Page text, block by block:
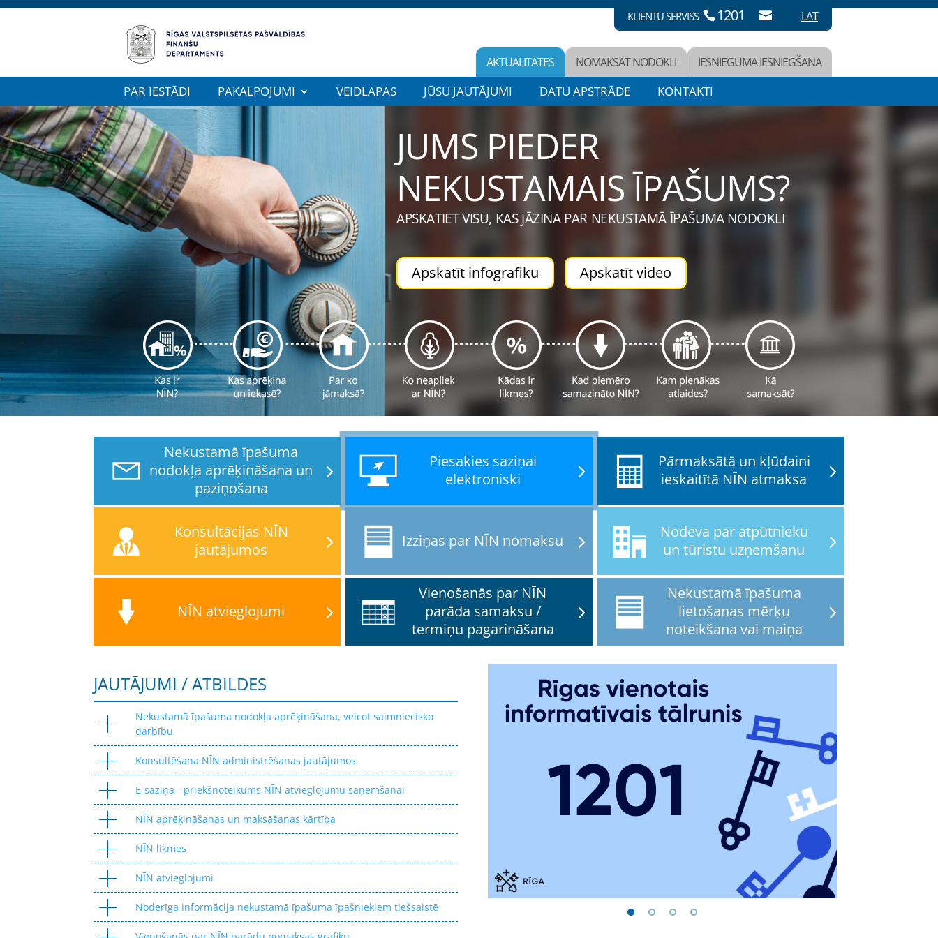
KLIENTU SERVISS 1201 LAT
AKTUALITĀTES NOMAKSĀT NODOKLI IESNIEGUMA IESNIEGŠANA
PAR IESTĀDI PAKALPOJUMI VEIDLAPAS JŪSU JAUTĀJUMI DATU APSTRĀDE KONTAKTI
JUMS PIEDER
NEKUSTAMAIS ĪPAŠUMS?
APSKATIET VISU, KAS JĀZINA PAR NEKUSTAMĀ ĪPAŠUMA NODOKLI
Apskatīt infografiku Apskatīt video
Nekustamā īpašuma
nodokļa aprēķināšana un
paziņošana
Konsultācijas NĪN
jautājumos
NĪN atvieglojumi
Piesakies saziņai
elektroniski
Izziņas par NĪN nomaksu
Vienošanās par NĪN
parāda samaksu /
termiņu pagarināšana
Pārmaksātā un kļūdaini
ieskaitītā NĪN atmaksa
Nodeva par atpūtnieku
un tūristu uzņemšanu
Nekustamā īpašuma
lietošanas mērķu
noteikšana vai maiņa
JAUTĀJUMI / ATBILDES
Nekustamā īpašuma nodokļa aprēķināšana, veicot saimniecisko
darbību
Konsultēšana NĪN administrēšanas jautājumos
E-saziņa - priekšnoteikums NĪN atvieglojumu saņemšanai
NĪN aprēķināšanas un maksāšanas kārtība
NĪN likmes
NĪN atvieglojumi
Noderīga informācija nekustamā īpašuma īpašniekiem tiešsaistē